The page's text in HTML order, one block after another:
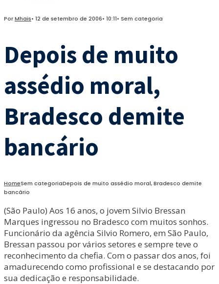
PorMhais• 12 de setembro de 2006• 10:11• Sem categoria
Depois de muito
assédio moral,
Bradesco demite
bancário
HomeSem categoriaDepois de muito assédio moral, Bradesco demite
bancário
(São Paulo) Aos 16 anos, o jovem Silvio Bressan
Marques ingressou no Bradesco com muitos sonhos.
Funcionário da agência Silvio Romero, em São Paulo,
Bressan passou por vários setores e sempre teve o
reconhecimento da chefia. Com o passar dos anos, foi
amadurecendo como profissional e se destacando por
sua dedicação e responsabilidade.